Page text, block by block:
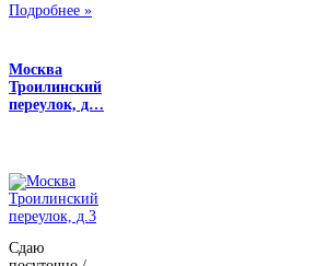
Подробнее »
Москва
Троилинский
переулок, д…
Сдаю